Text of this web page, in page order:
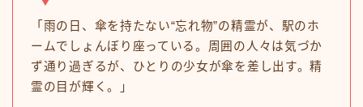
「雨の日、傘を持たない“忘れ物”の精霊が、駅のホ
ームでしょんぼり座っている。周囲の人々は気づか
ず通り過ぎるが、ひとりの少女が傘を差し出す。精
霊の目が輝く。」